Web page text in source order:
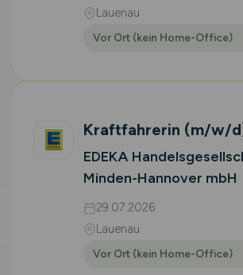
Lauenau
Vor Ort (kein Home-Office)
Kraftfahrerin (m/w/
EDEKA
Minden-Hannover mbH
29.07.2026
Lauenau
Vor Ort (kein Home-Office)